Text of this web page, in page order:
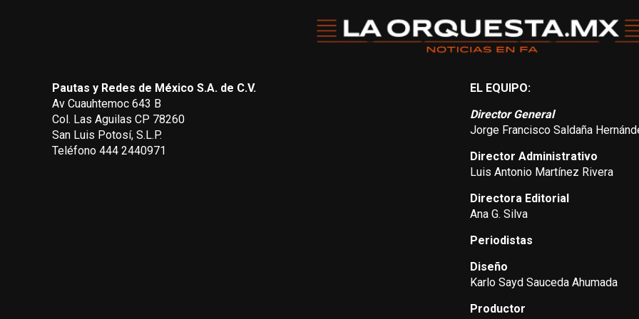
Pautas y Redes de México S.A. de C.V.
Av Cuauhtemoc 643 B
Col. Las Aguilas CP 78260
San Luis Potosí, S.L.P.
Teléfono 444 2440971
EL EQUIPO:
Director General
Jorge Francisco Saldaña
Director Administrativo
Luis Antonio Martínez Rivera
Directora Editorial
Ana G. Silva
Periodistas
Diseño
Karlo Sayd Sauceda Ahumada
Productor